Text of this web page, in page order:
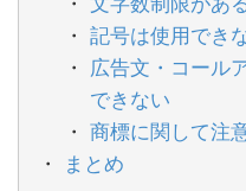
記号は使用でき
広告文・コール
できない
商標に関して注
まとめ